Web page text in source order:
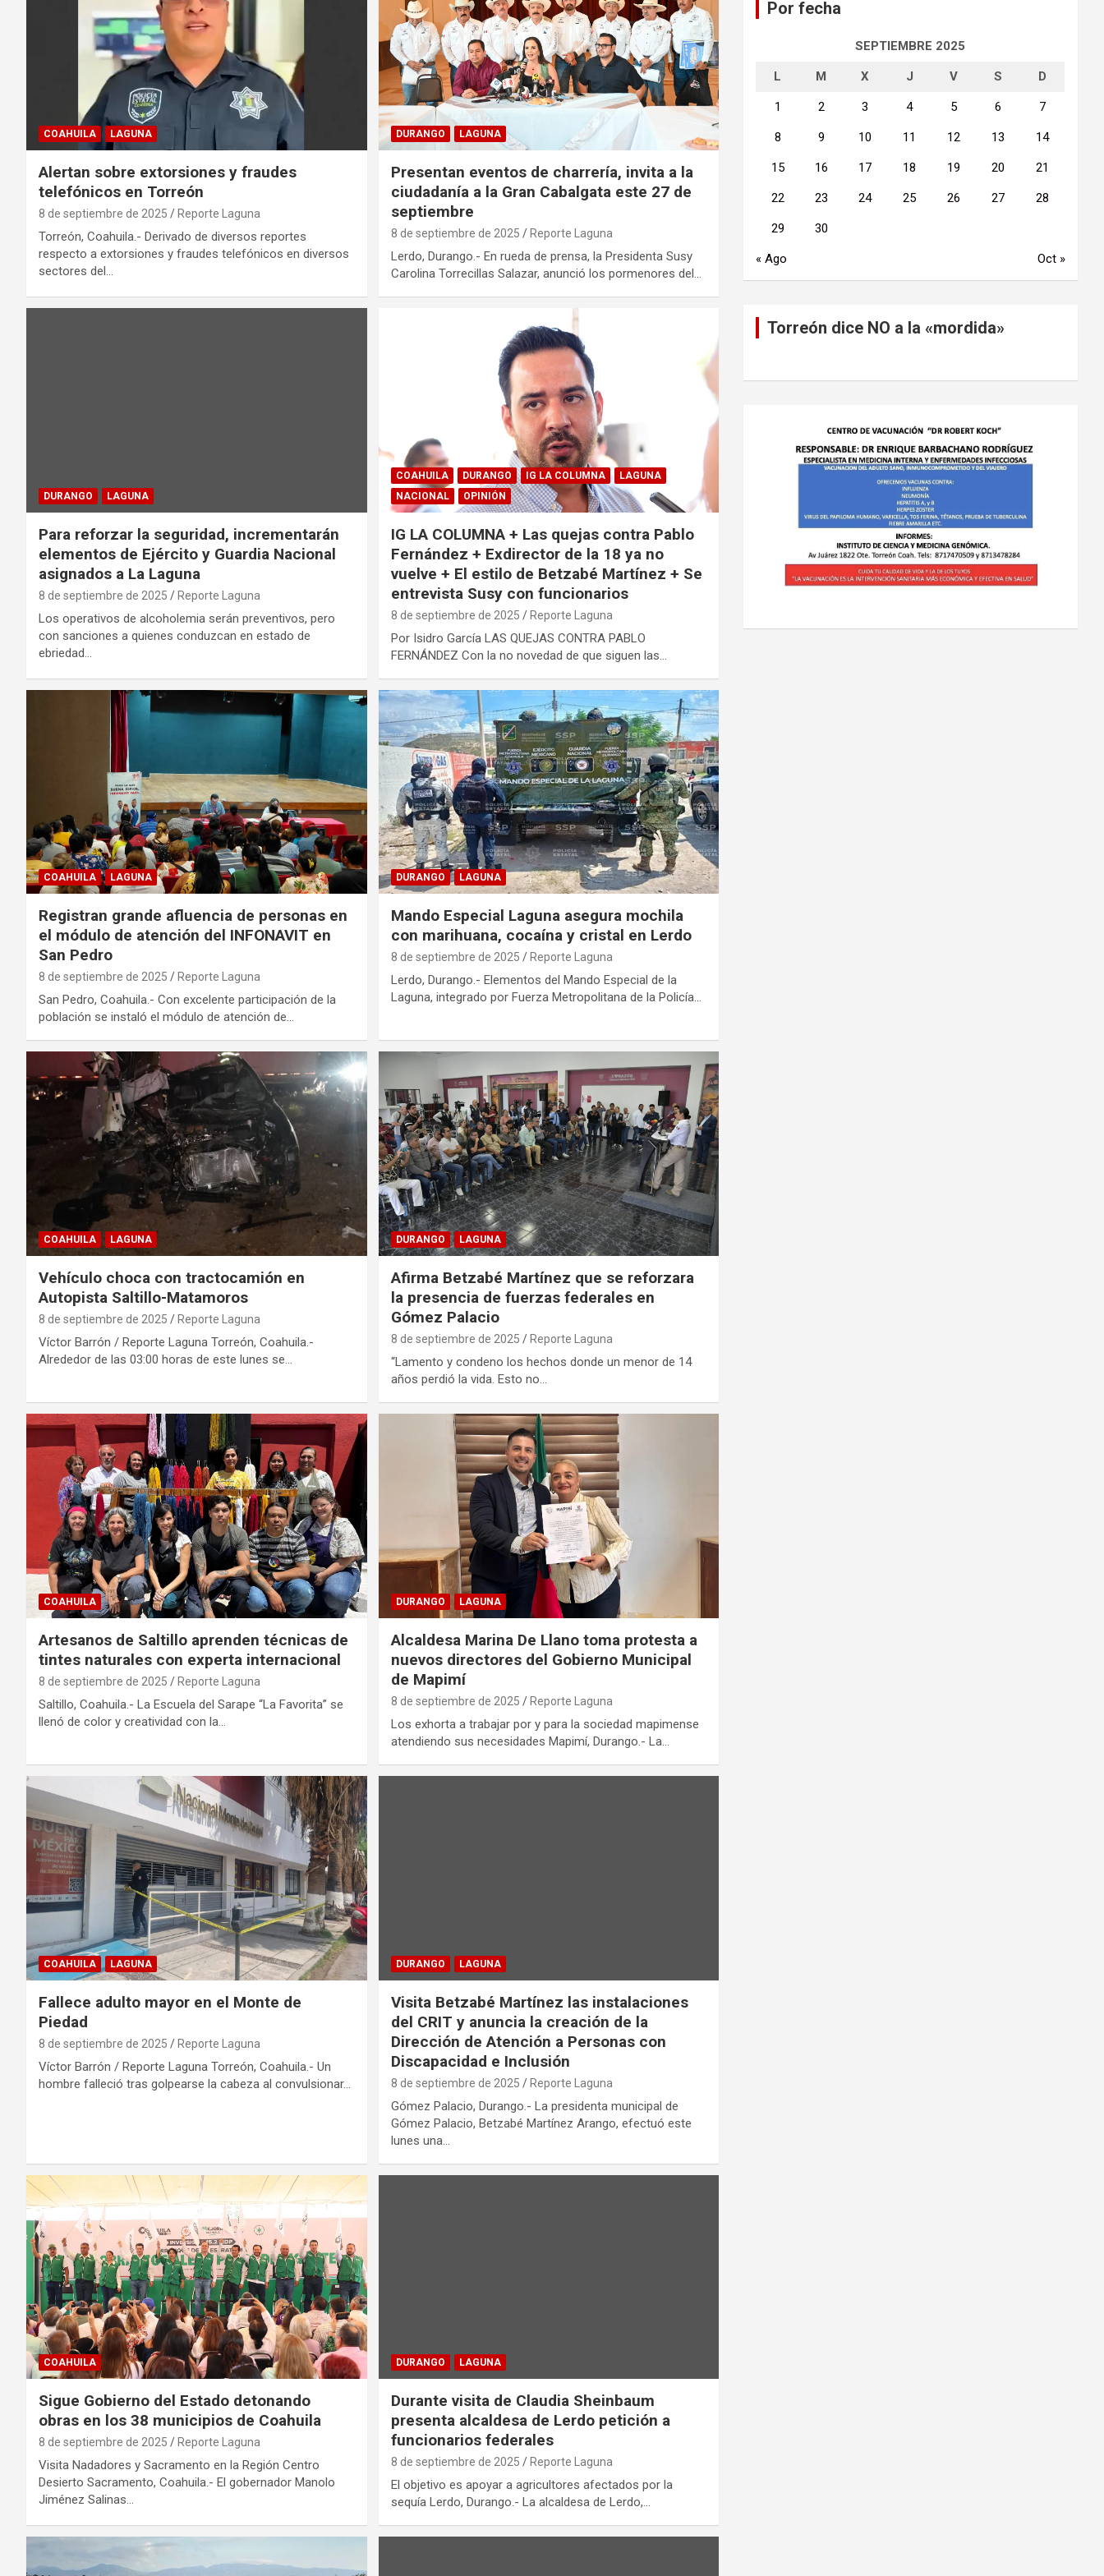
COAHUILA LAGUNA
Alertan sobre extorsiones y fraudes
telefónicos en Torreón
8 de septiembre de 2025 Reporte Laguna
Torreón, Coahuila.- Derivado de diversos reportes
respecto a extorsiones y fraudes telefónicos en diversos
sectores del…
DURANGO LAGUNA
Presentan eventos de charrería, invita a la
ciudadanía a la Gran Cabalgata este 27 de
septiembre
8 de septiembre de 2025 Reporte Laguna
Lerdo, Durango.- En rueda de prensa, la Presidenta Susy
Carolina Torrecillas Salazar, anunció los pormenores del…
DURANGO LAGUNA
Para reforzar la seguridad, incrementarán
elementos de Ejército y Guardia Nacional
asignados a La Laguna
8 de septiembre de 2025 Reporte Laguna
Los operativos de alcoholemia serán preventivos, pero
con sanciones a quienes conduzcan en estado de
ebriedad…
COAHUILA DURANGO IG LA COLUMNA
LAGUNA
NACIONAL
OPINIÓN
IG LA COLUMNA + Las quejas contra Pablo
Fernández + Exdirector de la 18 ya no
vuelve + El estilo de Betzabé Martínez + Se
entrevista Susy con funcionarios
8 de septiembre de 2025 Reporte Laguna
Por Isidro García LAS QUEJAS CONTRA PABLO
FERNÁNDEZ Con la no novedad de que siguen las…
COAHUILA LAGUNA
Registran grande afluencia de personas en
el módulo de atención del INFONAVIT en
San Pedro
8 de septiembre de 2025 Reporte Laguna
San Pedro, Coahuila.- Con excelente participación de la
población se instaló el módulo de atención de…
DURANGO LAGUNA
Mando Especial Laguna asegura mochila
con marihuana, cocaína y cristal en Lerdo
8 de septiembre de 2025 Reporte Laguna
Lerdo, Durango.- Elementos del Mando Especial de la
Laguna, integrado por Fuerza Metropolitana de la Policía…
COAHUILA LAGUNA
Vehículo choca con tractocamión en
Autopista Saltillo-Matamoros
8 de septiembre de 2025 Reporte Laguna
Víctor Barrón / Reporte Laguna Torreón, Coahuila.-
Alrededor de las 03:00 horas de este lunes se…
DURANGO LAGUNA
Afirma Betzabé Martínez que se reforzara
la presencia de fuerzas federales en
Gómez Palacio
8 de septiembre de 2025 Reporte Laguna
“Lamento y condeno los hechos donde un menor de 14
años perdió la vida. Esto no…
COAHUILA
Artesanos de Saltillo aprenden técnicas de
tintes naturales con experta internacional
8 de septiembre de 2025 Reporte Laguna
Saltillo, Coahuila.- La Escuela del Sarape “La Favorita” se
llenó de color y creatividad con la…
DURANGO LAGUNA
Alcaldesa Marina De Llano toma protesta a
nuevos directores del Gobierno Municipal
de Mapimí
8 de septiembre de 2025 Reporte Laguna
Los exhorta a trabajar por y para la sociedad mapimense
atendiendo sus necesidades Mapimí, Durango.- La…
COAHUILA LAGUNA
Fallece adulto mayor en el Monte de
Piedad
8 de septiembre de 2025 Reporte Laguna
Víctor Barrón / Reporte Laguna Torreón, Coahuila.- Un
hombre falleció tras golpearse la cabeza al convulsionar…
DURANGO LAGUNA
Visita Betzabé Martínez las instalaciones
del CRIT y anuncia la creación de la
Dirección de Atención a Personas con
Discapacidad e Inclusión
8 de septiembre de 2025 Reporte Laguna
Gómez Palacio, Durango.- La presidenta municipal de
Gómez Palacio, Betzabé Martínez Arango, efectuó este
lunes una…
COAHUILA
Sigue Gobierno del Estado detonando
obras en los 38 municipios de Coahuila
8 de septiembre de 2025 Reporte Laguna
Visita Nadadores y Sacramento en la Región Centro
Desierto Sacramento, Coahuila.- El gobernador Manolo
Jiménez Salinas…
DURANGO LAGUNA
Durante visita de Claudia Sheinbaum
presenta alcaldesa de Lerdo petición a
funcionarios federales
8 de septiembre de 2025 Reporte Laguna
El objetivo es apoyar a agricultores afectados por la
sequía Lerdo, Durango.- La alcaldesa de Lerdo,…
Por fecha
SEPTIEMBRE 2025
L M X J V S D
1 2 3 4 5 6 7
8 9 10 11 12 13 14
15 16 17 18 19 20 21
22 23 24 25 26 27 28
29 30
« Ago Oct »
Torreón dice NO a la «mordida»